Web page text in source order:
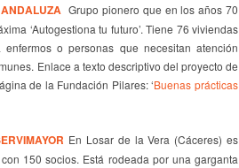
Grupo pionero que en los años 70
‘Autogestiona tu futuro’. Tiene 76 viviendas
o personas que necesitan atención
Enlace a texto descriptivo del proyecto de
de la Fundación Pilares: ‘Buenas prácticas
En Losar de la Vera (Cáceres) es
150 socios. Está rodeada por una garganta